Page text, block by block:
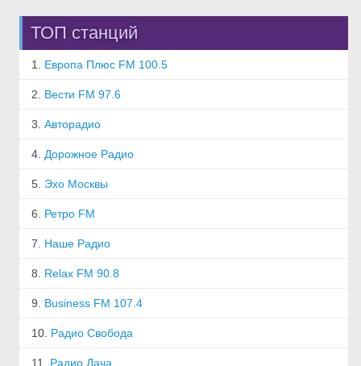
ТОП станций
1. Европа Плюс FM 100.5
2. Вести FM 97.6
3.Авторадио
4. Дорожное Радио
5. Эхо Москвы
6. Ретро FM
7. Наше Радио
8. Relax FM 90.8
9. Business FM 107.4
10. Радио Свобода
11. Радио Дача